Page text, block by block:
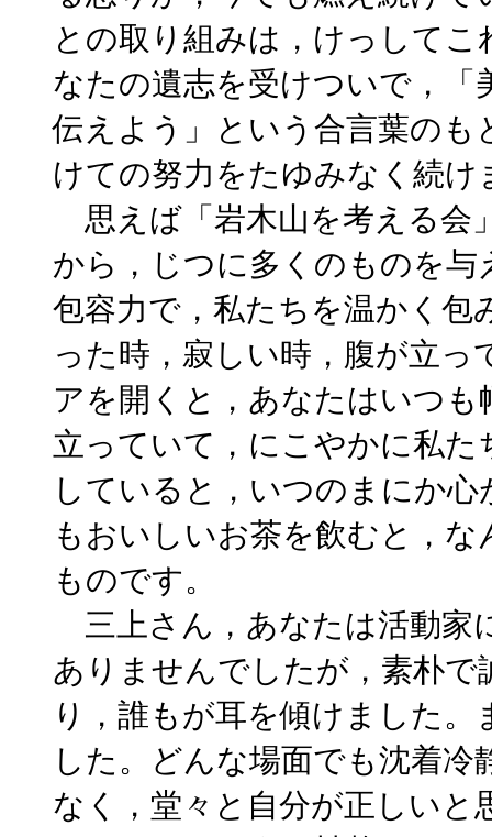
との取り組みは，けっして
なたの遺志を受けついで，
伝えよう」という合言葉のも
けての努力をたゆみなく続け
思えば「岩木山を考える会
から，じつに多くのものを
包容力で，私たちを温かく包
った時，寂しい時，腹が立
アを開くと，あなたはいつ
立っていて，にこやかに私
していると，いつのまにか
もおいしいお茶を飲むと，
ものです。
三上さん，あなたは活動家
ありませんでしたが，素朴
り，誰もが耳を傾けました
した。どんな場面でも沈着
なく，堂々と自分が正しいと